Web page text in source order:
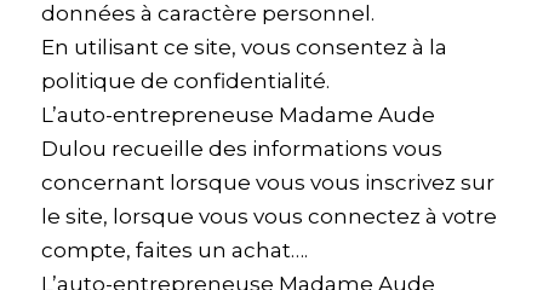
données à caractère personnel.
En utilisant ce site, vous consentez à la
politique de confidentialité.
L’auto-entrepreneuse Madame Aude
Dulou recueille des informations vous
concernant lorsque vous vous inscrivez sur
le site, lorsque vous vous connectez à votre
compte, faites un achat….
L’auto-entrepreneuse Madame Aude